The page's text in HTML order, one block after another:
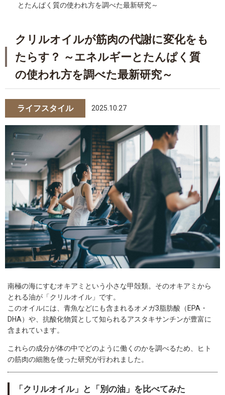
とたんぱく質の使われ方を調べた最新研究～
クリルオイルが筋肉の代謝に変化をも
たらす？ ～エネルギーとたんぱく質
の使われ方を調べた最新研究～
ライフスタイル 2025.10.27
南極の海にすむオキアミという小さな甲殻類。そのオキアミから
とれる油が「クリルオイル」です。
このオイルには、青魚などにも含まれるオメガ3脂肪酸（EPA・
DHA）や、抗酸化物質として知られるアスタキサンチンが豊富に
含まれています。
これらの成分が体の中でどのように働くのかを調べるため、ヒト
の筋肉の細胞を使った研究が行われました。
「クリルオイル」と「別の油」を比べてみた